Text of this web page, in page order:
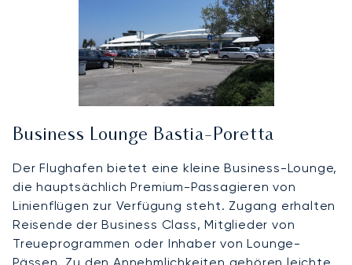
Business Lounge Bastia-Poretta
Der Flughafen bietet eine kleine Business-Lounge,
die hauptsächlich Premium-Passagieren von
Linienflügen zur Verfügung steht. Zugang erhalten
Reisende der Business Class, Mitglieder von
Treueprogrammen oder Inhaber von Lounge-
Pässen. Zu den Annehmlichkeiten gehören leichte